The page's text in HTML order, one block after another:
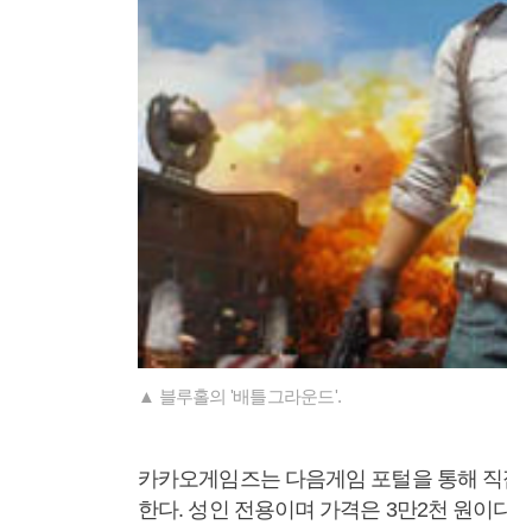
▲ 블루홀의 '배틀그라운드'.
카카오게임즈는 다음게임 포털을 통해
한다. 성인 전용이며 가격은 3만2천 원이